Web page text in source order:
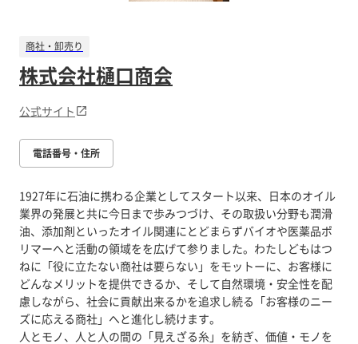
商社・卸売り
株式会社樋口商会
公式サイト
電話番号・住所
1927年に石油に携わる企業としてスタート以来、日本のオイル
業界の発展と共に今日まで歩みつづけ、その取扱い分野も潤滑
油、添加剤といったオイル関連にとどまらずバイオや医薬品ポ
リマーへと活動の領域をを広げて参りました。わたしどもはつ
ねに「役に立たない商社は要らない」をモットーに、お客様に
どんなメリットを提供できるか、そして自然環境・安全性を配
慮しながら、社会に貢献出来るかを追求し続る「お客様のニー
ズに応える商社」へと進化し続けます。
人とモノ、人と人の間の「見えざる糸」を紡ぎ、価値・モノを